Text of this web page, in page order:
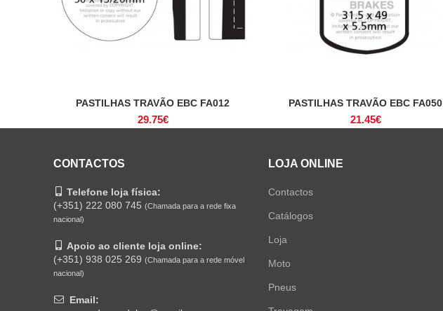
ADICIONAR
PASTILHAS TRAVÃO EBC FA012
29.75€
ADICIONAR
PASTILHAS TRAVÃO EBC FA050
21.45€
CONTACTOS
Telefone loja física:
(+351) 222 080 745 (Chamada para a rede fixa
nacional)
Apoio ao cliente loja online:
(+351) 938 025 269 (Chamada para a rede móvel
nacional)
Email:
LOJA ONLINE
Contactos
Catálogos
Loja
Moto
Pneus